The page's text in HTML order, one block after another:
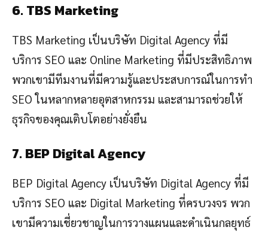
6. TBS Marketing
TBS Marketing เป็นบริษัท Digital Agency ที่มี
บริการ SEO และ Online Marketing ที่มีประสิทธิภาพ
พวกเขามีทีมงานที่มีความรู้และประสบการณ์ในการทำ
SEO ในหลากหลายอุตสาหกรรม และสามารถช่วยให้
ธุรกิจของคุณเติบโตอย่างยั่งยืน
7. BEP Digital Agency
BEP Digital Agency เป็นบริษัท Digital Agency ที่มี
บริการ SEO และ Digital Marketing ที่ครบวงจร พวก
เขามีความเชี่ยวชาญในการวางแผนและดำเนินกลยุทธ์